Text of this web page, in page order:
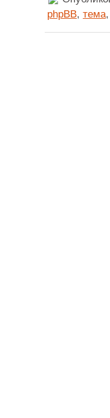
phpBB, тема